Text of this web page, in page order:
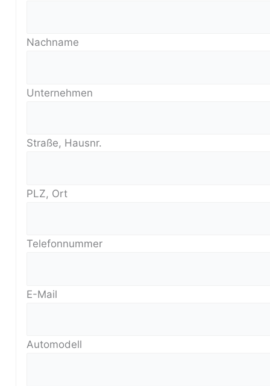
Nachname
Unternehmen
Straße, Hausnr.
PLZ, Ort
Telefonnummer
E-Mail
Automodell